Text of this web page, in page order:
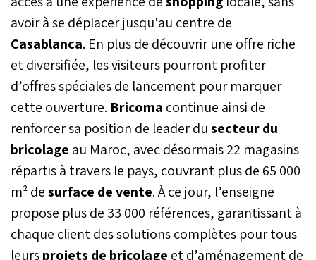
avoir à se déplacer jusqu'au centre de
Casablanca. En plus de découvrir une offre riche
et diversifiée, les visiteurs pourront profiter
d’offres spéciales de lancement pour marquer
cette ouverture. Bricoma continue ainsi de
renforcer sa position de leader dusecteur du
bricolage au Maroc, avec désormais 22 magasins
répartis à travers le pays, couvrant plus de 65 000
m² desurface de vente. À ce jour, l’enseigne
propose plus de 33 000 références, garantissant à
chaque client des solutions complètes pour tous
leursprojets de bricolage et d’aménagement de